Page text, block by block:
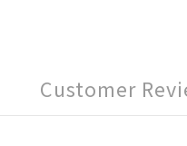
Customer